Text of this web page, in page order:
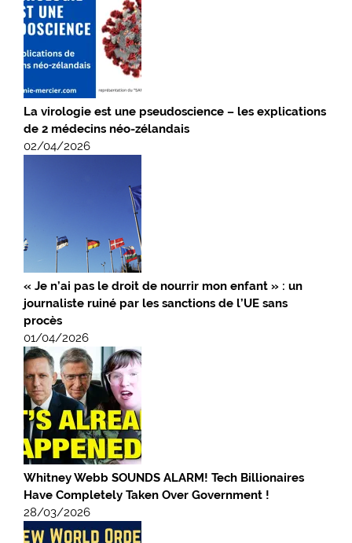
La virologie est une pseudoscience – les explications
de 2 médecins néo-zélandais
02/04/2026
« Je n’ai pas le droit de nourrir mon enfant » : un
journaliste ruiné par les sanctions de l’UE sans
procès
01/04/2026
Whitney Webb SOUNDS ALARM! Tech Billionaires
Have Completely Taken Over Government !
28/03/2026